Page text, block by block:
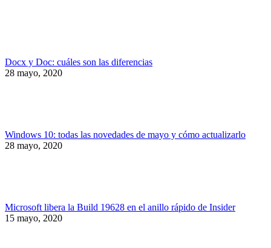
Docx y Doc: cuáles son las diferencias
28 mayo, 2020
Windows 10: todas las novedades de mayo y cómo actualizarlo
28 mayo, 2020
Microsoft libera la Build 19628 en el anillo rápido de Insider
15 mayo, 2020